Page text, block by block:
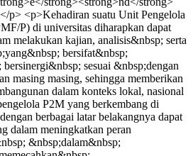
p> <p>Kehadiran suatu Unit Pengelola
P) di universitas diharapkan dapat
melakukan kajian, analisis&nbsp; serta
bersifat&nbsp;
sesuai &nbsp;dengan
masing masing, sehingga memberikan
dalam konteks lokal, nasional
P2M yang berkembang di
berbagai latar belakangnya dapat
dalam meningkatkan peran
&nbsp;dalam&nbsp;